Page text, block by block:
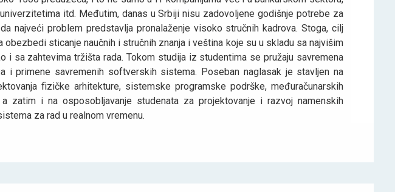
itd. Međutim, danas u Srbiji nisu zadovoljene godišnje potrebe za
najveći problem predstavlja pronalaženje visoko stručnih kadrova. Stoga, cilj
sticanje naučnih i stručnih znanja i veština koje su u skladu sa najvišim
i sa zahtevima tržišta rada. Tokom studija iz studentima se pružaju savremena
i primene savremenih softverskih sistema. Poseban naglasak je stavljen na
fizičke arhitekture, sistemske programske podrške, međuračunarskih
zatim i na osposoblјavanje studenata za projektovanje i razvoj namenskih
za rad u realnom vremenu.